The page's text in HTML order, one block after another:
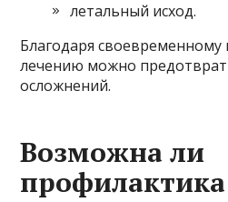
летальный исход.
Благодаря
лечению можно
осложнений.
Возможна ли